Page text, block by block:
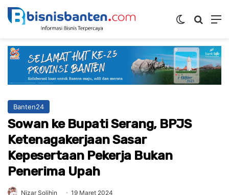
Switch skin
Banten24
Sowan ke Bupati Serang, BPJS
Ketenagakerjaan Sasar
Kepesertaan Pekerja Bukan
Penerima Upah
Nizar Solihin 19 Maret 2024